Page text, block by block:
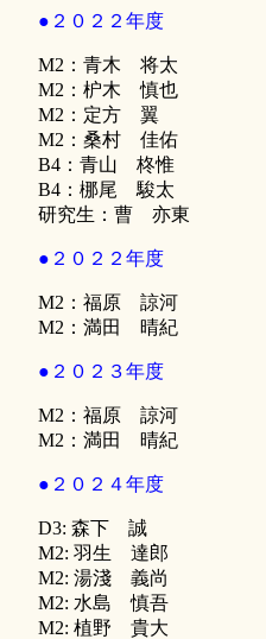
●２０２２年度
M2：青木 将太
M2：枦木 慎也
M2：定方 翼
M2：桑村 佳佑
B4：青山 柊惟
B4：梛尾 駿太
研究生：曹 亦東
●２０２２年度
M2：福原 諒河
M2：満田 晴紀
●２０２３年度
M2：福原 諒河
M2：満田 晴紀
●２０２４年度
D3: 森下 誠
M2: 羽生 達郎
M2: 湯淺 義尚
M2: 水島 慎吾
M2: 植野 貴大